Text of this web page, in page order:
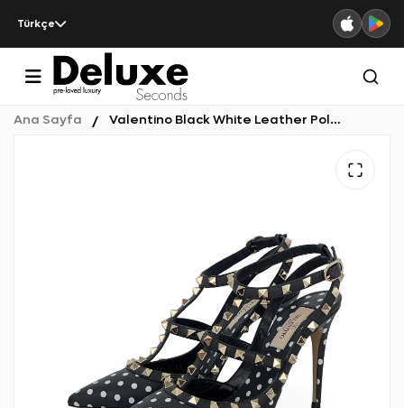
Türkçe
Ana Sayfa Valentino Black White Leather Polka Dot Ankle Strap Sandals 37